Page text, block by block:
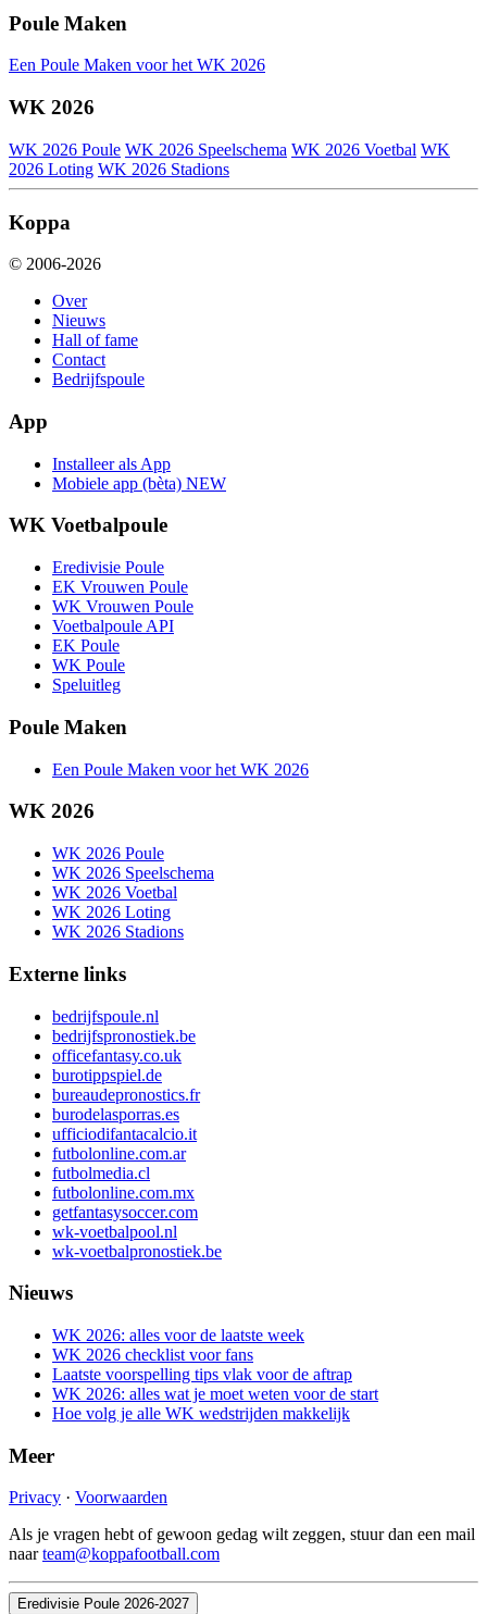
Poule Maken
Een Poule Maken voor het WK 2026
WK 2026
WK 2026 Poule WK 2026 Speelschema WK 2026 Voetbal WK
2026 Loting WK 2026 Stadions
Koppa
© 2006-2026
Over
Nieuws
Hall of fame
Contact
Bedrijfspoule
App
Installeer als App
Mobiele app (bèta) NEW
WK Voetbalpoule
Eredivisie Poule
EK Vrouwen Poule
WK Vrouwen Poule
Voetbalpoule API
EK Poule
WK Poule
Speluitleg
Poule Maken
Een Poule Maken voor het WK 2026
WK 2026
WK 2026 Poule
WK 2026 Speelschema
WK 2026 Voetbal
WK 2026 Loting
WK 2026 Stadions
Externe links
bedrijfspoule.nl
bedrijfspronostiek.be
officefantasy.co.uk
burotippspiel.de
bureaudepronostics.fr
burodelasporras.es
ufficiodifantacalcio.it
futbolonline.com.ar
futbolmedia.cl
futbolonline.com.mx
getfantasysoccer.com
wk-voetbalpool.nl
wk-voetbalpronostiek.be
Nieuws
WK 2026: alles voor de laatste week
WK 2026 checklist voor fans
Laatste voorspelling tips vlak voor de aftrap
WK 2026: alles wat je moet weten voor de start
Hoe volg je alle WK wedstrijden makkelijk
Meer
Privacy · Voorwaarden
Als je vragen hebt of gewoon gedag wilt zeggen, stuur dan een mail
naarteam@koppafootball.com
Eredivisie Poule 2026-2027